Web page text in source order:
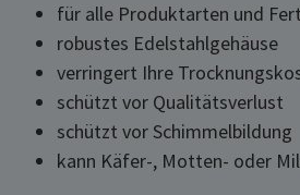
für alle Produktarten und
robustes Edelstahlgehäuse
verringert Ihre
schützt vor Qualitätsverlust
schützt vor Schimmelbildung
kann Käfer-, Motten- oder